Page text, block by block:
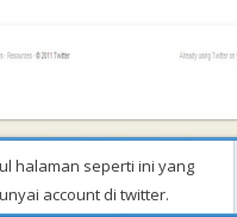
halaman seperti ini yang
account di twitter.